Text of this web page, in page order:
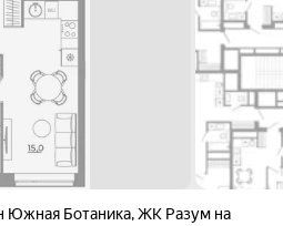
Южная Ботаника,ЖК Разум на